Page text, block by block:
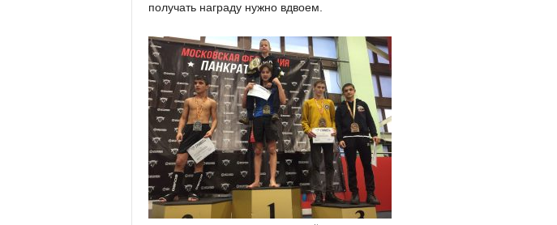
получать награду нужно вдвоем.